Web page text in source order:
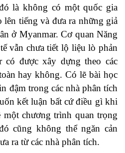
là không có một quốc gia
lên tiếng và đưa ra những giả
ở Myanmar. Cơ quan Năng
vẫn chưa tiết lộ liệu lò phản
có được xây dựng theo các
hay không. Có lẽ bài học
đậm trong các nhà phân tích
kết luận bất cứ điều gì khi
một chương trình quan trọng
cũng không thể ngăn cản
ra từ các nhà phân tích.